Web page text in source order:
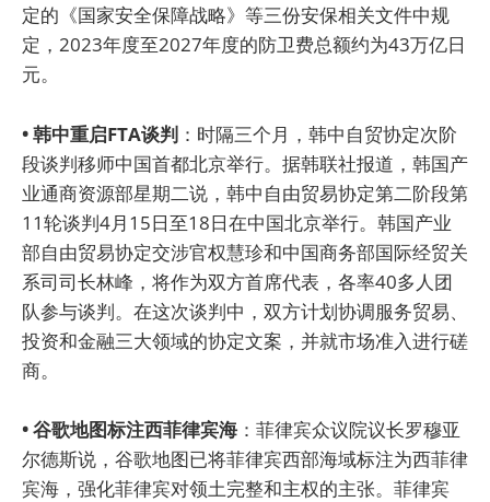
定的《国家安全保障战略》等三份安保相关文件中规
定，2023年度至2027年度的防卫费总额约为43万亿日
元。
• 韩中重启FTA谈判 ：时隔三个月，韩中自贸协定次阶
段谈判移师中国首都北京举行。据韩联社报道，韩国产
业通商资源部星期二说，韩中自由贸易协定第二阶段第
11轮谈判4月15日至18日在中国北京举行。韩国产业
部自由贸易协定交涉官权慧珍和中国商务部国际经贸关
系司司长林峰，将作为双方首席代表，各率40多人团
队参与谈判。在这次谈判中，双方计划协调服务贸易、
投资和金融三大领域的协定文案，并就市场准入进行磋
商。
• 谷歌地图标注西菲律宾海 ：菲律宾众议院议长罗穆亚
尔德斯说，谷歌地图已将菲律宾西部海域标注为西菲律
宾海，强化菲律宾对领土完整和主权的主张。菲律宾